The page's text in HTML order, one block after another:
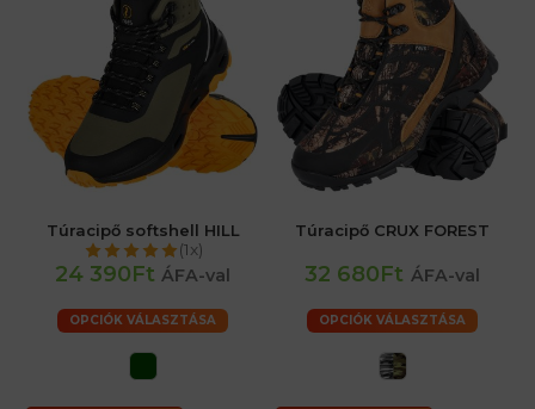
Túracipő softshell HILL
(1x)
24 390Ft ÁFA-val
OPCIÓK VÁLASZTÁSA
Túracipő CRUX FOREST
32 680Ft ÁFA-val
OPCIÓK VÁLASZTÁSA